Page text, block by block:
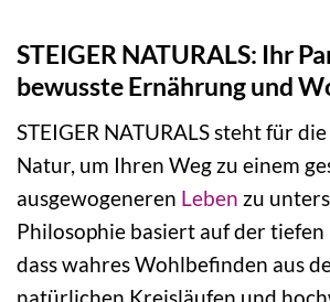
STEIGER NATURALS: Ihr
bewusste Ernährung und
STEIGER NATURALS steht für
Natur, um Ihren Weg zu einem
ausgewogeneren Leben zu
Philosophie basiert auf der tiefen
dass wahres Wohlbefinden aus
natürlichen Kreisläufen und